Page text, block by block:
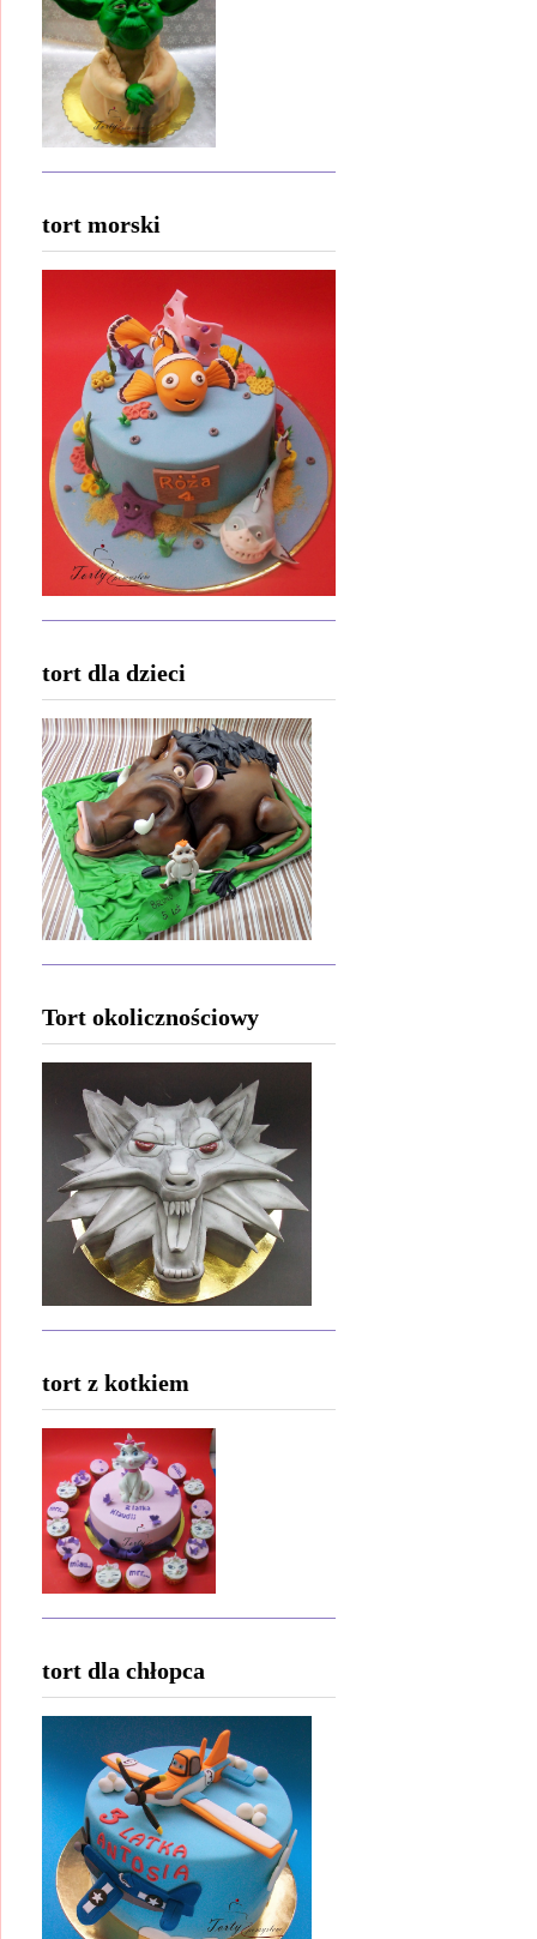
tort morski
tort dla dzieci
Tort okolicznościowy
tort z kotkiem
tort dla chłopca